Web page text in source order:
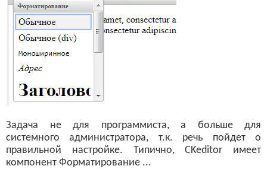
Задача не для программиста, а больше для
системного администратора, т.к. речь пойдет о
правильной настройке. Типично, CKeditor имеет
компонент Форматирование ...